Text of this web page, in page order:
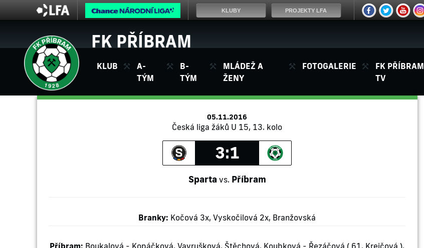
FK PŘÍBRAM
KLUB
A-
TÝM
B-
TÝM
MLÁDEŽ A
ŽENY
FOTOGALERIE
FK PŘÍBRAM
TV
05.11.2016
Česká liga žáků U 15, 13. kolo
3:1
Sparta vs. Příbram
Branky: Kočová 3x, Vyskočilová 2x, Branžovská
KLUBY PROJEKTY LFA